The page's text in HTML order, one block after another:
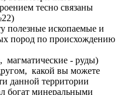
тесно связаны
полезные ископаемые и
пород по происхождению
- руды)
какой вы можете
данной территории
богат минеральными